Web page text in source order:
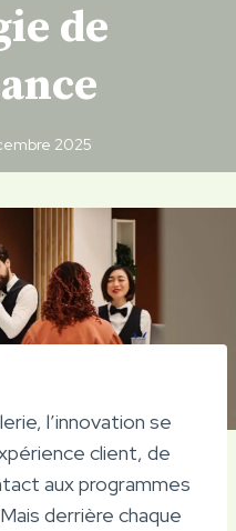
de
2025
l’innovation se
client, de
aux programmes
derrière chaque